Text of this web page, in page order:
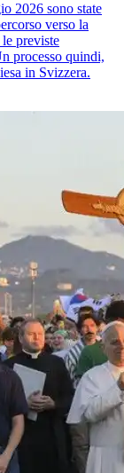
2026 sono state
verso la
previste
processo quindi,
in Svizzera.